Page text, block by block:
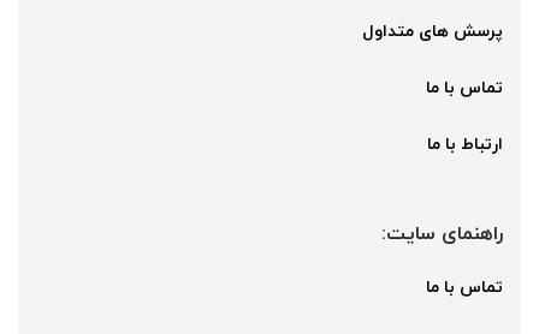
پرسش های متداول
تماس با ما
ارتباط با ما
راهنمای سایت:
تماس با ما